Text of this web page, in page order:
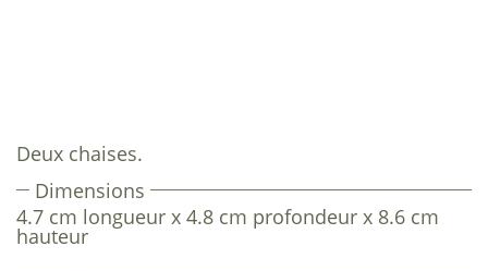
Deux chaises.
Dimensions
4.7 cm longueur x 4.8 cm profondeur x 8.6 cm
hauteur